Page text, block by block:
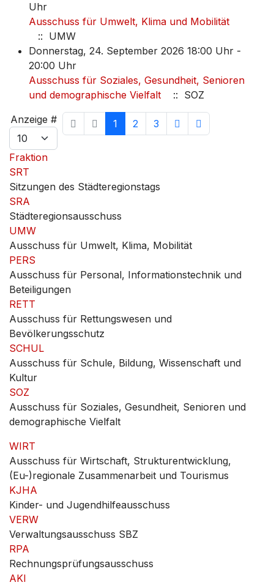
Uhr
Ausschuss für Umwelt, Klima und Mobilität
:: UMW
Donnerstag, 24. September 2026 18:00 Uhr -
20:00 Uhr
Ausschuss für Soziales, Gesundheit, Senioren
und demographische Vielfalt
:: SOZ
Limite der Paginierungsliste
Anzeige # 1 2 3
Fraktion
SRT
Sitzungen des Städteregionstags
SRA
Städteregionsausschuss
UMW
Ausschuss für Umwelt, Klima, Mobilität
PERS
Ausschuss für Personal, Informationstechnik und
Beteiligungen
RETT
Ausschuss für Rettungswesen und
Bevölkerungsschutz
SCHUL
Ausschuss für Schule, Bildung, Wissenschaft und
Kultur
SOZ
Ausschuss für Soziales, Gesundheit, Senioren und
demographische Vielfalt
WIRT
Ausschuss für Wirtschaft, Strukturentwicklung,
(Eu-)regionale Zusammenarbeit und Tourismus
KJHA
Kinder- und Jugendhilfeausschuss
VERW
Verwaltungsausschuss SBZ
RPA
Rechnungsprüfungsausschuss
AKI